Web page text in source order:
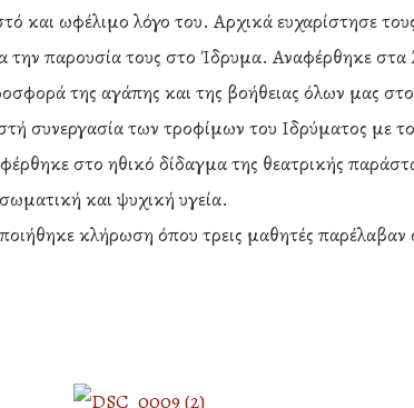
και ωφέλιμο λόγο του. Αρχικά ευχαρίστησε
την παρουσία τους στο Ίδρυμα. Αναφέρθηκε
της αγάπης και της βοήθειας όλων μας
συνεργασία των τροφίμων του Ιδρύματος με
στο ηθικό δίδαγμα της θεατρικής
και ψυχική υγεία.
κλήρωση όπου τρεις μαθητές παρέλαβαν